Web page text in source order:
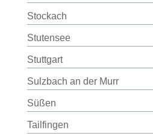
Stockach
Stutensee
Stuttgart
Sulzbach an der Murr
Süßen
Tailfingen